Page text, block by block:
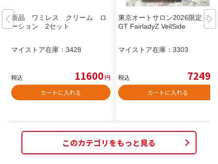
新品 ワミレス クリーム ロ
ーション 2セット
マイストア在庫： 3428
税込 11600円
カートに入れる
東京オートサロン2026限定 ミニ
GT FairladyZ VeilSide
マイストア在庫： 3303
税込 7249
カートに入れる
このカテゴリをもっと見る